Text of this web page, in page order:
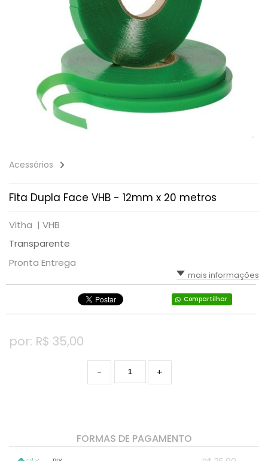
Acessórios
Fita Dupla Face VHB - 12mm x 20 metros
Vitha | VHB
Transparente
Pronta Entrega
mais informações
Compartilhar
por: R$ 35,00
+
-
FORMAS DE PAGAMENTO